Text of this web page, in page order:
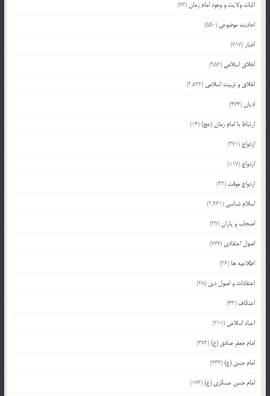
اثبات ولایت و وجود امام زمان(73)
احادیث موضوعی (550)
اخبار (717)
اخلاق اسلامی (956)
اخلاق و تربیت اسلامی (2,836)
ادیان(474)
ارتباط با امام زمان (عج)(14)
ازدواج (371)
ازدواج (117)
ازدواج موقت (32)
اسلام شناسی (2,661)
اصحاب و یاران(37)
اصول اعتقادی (777)
اطلاعیه ها (26)
اعتقادات و اصول دین (28)
اعتکاف (43)
اعیاد اسلامی (211)
امام جعفر صادق (ع)(372)
امام حسن (ع)(233)
امام حسن عسکری (ع)(172)